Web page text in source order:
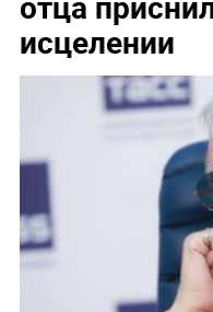
исцелении